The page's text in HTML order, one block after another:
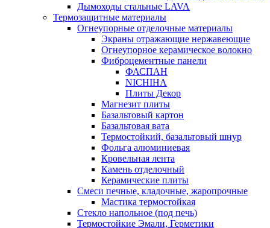
Дымоходы стальные LAVA
Термозащитные материалы
Огнеупорные отделочные материалы
Экраны отражающие нержавеющие
Огнеупорное керамическое волокно
Фиброцементные панели
ФАСПАН
NICHIHA
Плиты Декор
Магнезит плиты
Базальтовый картон
Базальтовая вата
Термостойкий, базальтовый шнур
Фольга алюминиевая
Кровельная лента
Камень отделочный
Керамические плиты
Смеси печные, кладочные, жаропрочные
Мастика термостойкая
Стекло напольное (под печь)
Термостойкие Эмали, Герметики